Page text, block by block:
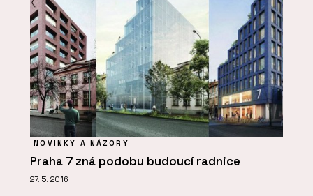
NOVINKY A NÁZORY
Praha 7 zná podobu budoucí radnice
27. 5. 2016